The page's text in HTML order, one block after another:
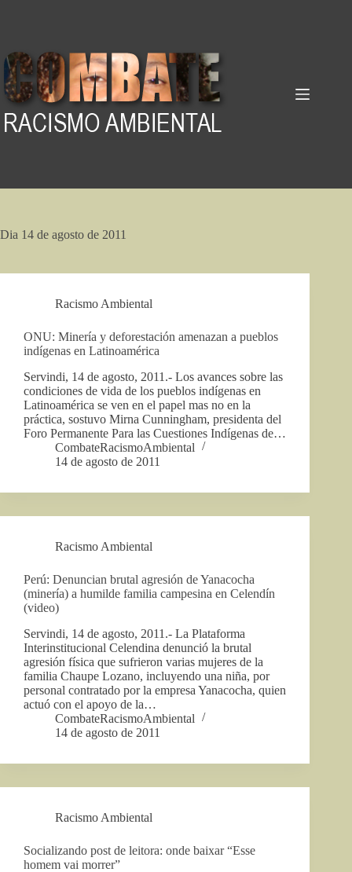
Dia 14 de agosto de 2011
Racismo Ambiental
ONU: Minería y deforestación amenazan a pueblos
indígenas en Latinoamérica
Servindi, 14 de agosto, 2011.- Los avances sobre las
condiciones de vida de los pueblos indígenas en
Latinoamérica se ven en el papel mas no en la
práctica, sostuvo Mirna Cunningham, presidenta del
Foro Permanente Para las Cuestiones Indígenas de…
CombateRacismoAmbiental
14 de agosto de 2011
Racismo Ambiental
Perú: Denuncian brutal agresión de Yanacocha
(minería) a humilde familia campesina en Celendín
(video)
Servindi, 14 de agosto, 2011.- La Plataforma
Interinstitucional Celendina denunció la brutal
agresión física que sufrieron varias mujeres de la
familia Chaupe Lozano, incluyendo una niña, por
personal contratado por la empresa Yanacocha, quien
actuó con el apoyo de la…
CombateRacismoAmbiental
14 de agosto de 2011
Racismo Ambiental
Socializando post de leitora: onde baixar “Esse
homem vai morrer”